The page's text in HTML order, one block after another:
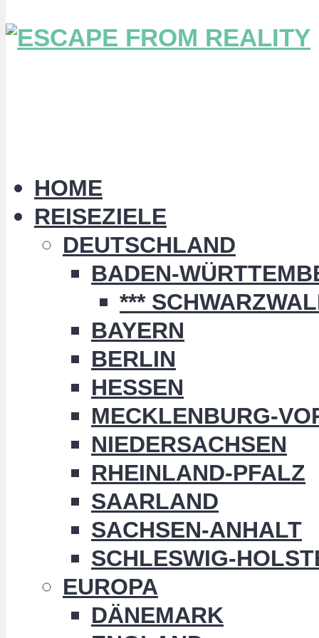
HOME
REISEZIELE
DEUTSCHLAND
BADEN-
***
BAYERN
BERLIN
HESSEN
MECKLENBURG-
NIEDERSACHSEN
RHEINLAND-PFALZ
SAARLAND
SACHSEN-ANHALT
SCHLESWIG-
EUROPA
DÄNEMARK